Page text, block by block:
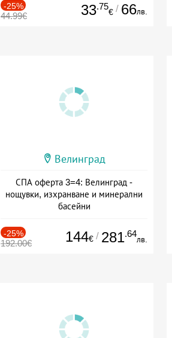
-25%
44.99€ 33.75
€ / 66лв.
Велинград
СПА оферта 3=4: Велинград -
нощувки, изхранване и минерални
басейни
-25%
192.00€ 144€ / 281.64
лв.